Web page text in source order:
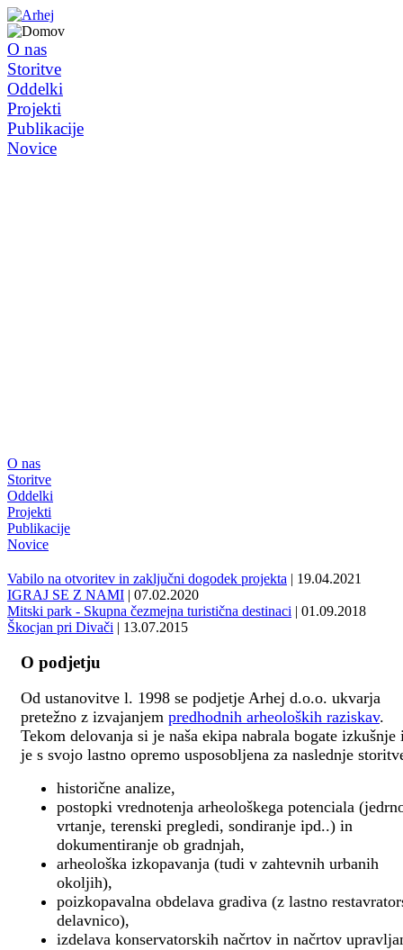
O nas
Storitve
Oddelki
Projekti
Publikacije
Novice
O nas
Storitve
Oddelki
Projekti
Publikacije
Novice
Vabilo na otvoritev in zaključni dogodek projekta | 19.04.2021
IGRAJ SE Z NAMI | 07.02.2020
Mitski park - Skupna čezmejna turistična destinaci | 01.09.2018
Škocjan pri Divači | 13.07.2015
O podjetju
Od ustanovitve l. 1998 se podjetje Arhej d.o.o. ukvarja
pretežno z izvajanjem predhodnih arheoloških raziskav.
Tekom delovanja si je naša ekipa nabrala bogate izkušnje
je s svojo lastno opremo usposobljena za naslednje
historične analize,
postopki vrednotenja arheološkega potenciala
vrtanje, terenski pregledi, sondiranje ipd..) in
dokumentiranje ob gradnjah,
arheološka izkopavanja (tudi v zahtevnih urbanih
okoljih),
poizkopavalna obdelava gradiva (z lastno
delavnico),
izdelava konservatorskih načrtov in načrtov